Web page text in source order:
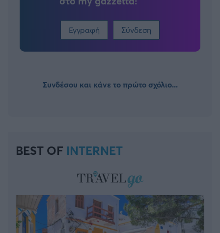
Εγγραφή Σύνδεση
Συνδέσου και κάνε το πρώτο σχόλιο...
BEST OF INTERNET